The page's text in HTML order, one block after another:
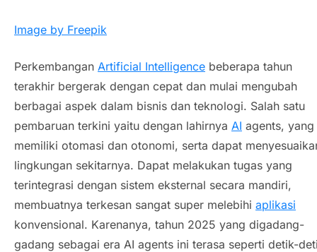
Image by Freepik
Perkembangan Artificial Intelligence beberapa tahun
terakhir bergerak dengan cepat dan mulai mengubah
berbagai aspek dalam bisnis dan teknologi. Salah satu
pembaruan terkini yaitu dengan lahirnya AI agents, yang
memiliki otomasi dan otonomi, serta dapat
lingkungan sekitarnya. Dapat melakukan tugas yang
terintegrasi dengan sistem eksternal secara mandiri,
membuatnya terkesan sangat super melebihi aplikasi
konvensional. Karenanya, tahun 2025 yang digadang-
gadang sebagai era AI agents ini terasa seperti detik-